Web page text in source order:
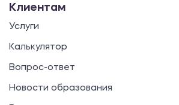
Клиентам
Услуги
Калькулятор
Вопрос-ответ
Новости образования